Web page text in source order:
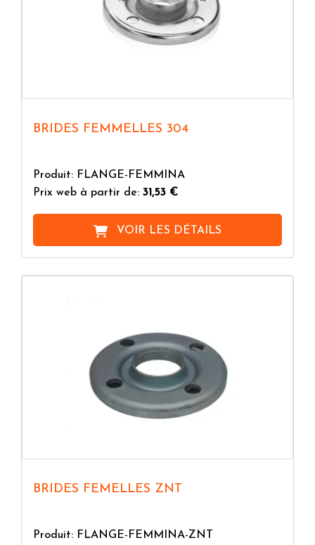
BRIDES FEMMELLES 304
Produit: FLANGE-FEMMINA
Prix web à partir de: 31,53 €
VOIR LES DÉTAILS
BRIDES FEMELLES ZNT
Produit: FLANGE-FEMMINA-ZNT